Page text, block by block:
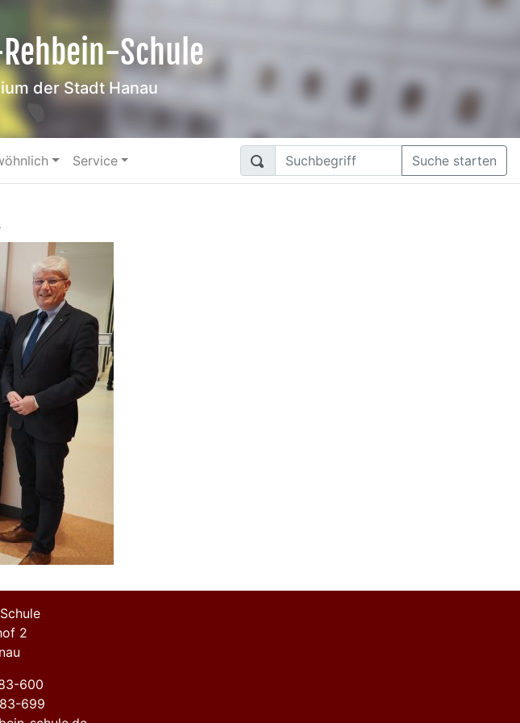
Schule
der Stadt Hanau
Service Suche starten
2
600
699